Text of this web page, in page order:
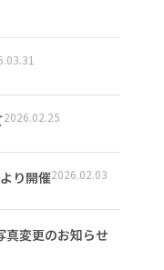
2026.02.25
り開催2026.02.03
真変更のお知らせ